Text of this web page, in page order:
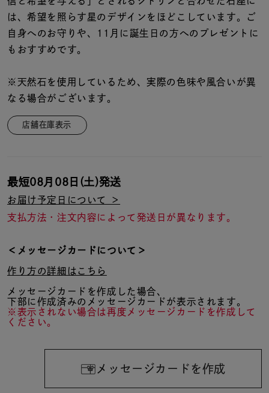
コレクション
レディース
リングサイズ
価格 ¥0
在庫 在庫ありのみ
は、希望を照らす星のデザインをほどこしています。ご
自身へのお守りや、11月に誕生日の方へのプレゼントに
もおすすめです。
※天然石を使用しているため、実際の色味や風合いが異
なる場合がございます。
店舗在庫表示
最短08月08日(土)発送
お届け予定日について ＞
支払方法・注文内容によって発送日が異なります。
＜メッセージカードについて＞
作り方の詳細はこちら
メッセージカードを作成した場合、
下部に作成済みのメッセージカードが表示されます。
※表示されない場合は再度メッセージカードを作成して
ください。
メッセージカードを作成